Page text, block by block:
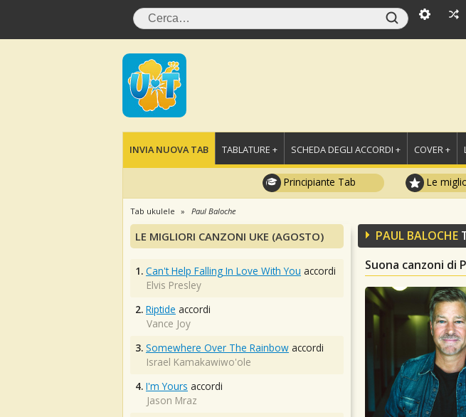
INVIA NUOVA TAB TABLATURE + SCHEDA DEGLI ACCORDI + COVER +
Principiante Tab Le
Tab ukulele Paul Baloche
PAUL BALOCHE
Suona canzoni di
LE MIGLIORI CANZONI UKE (AGOSTO)
1. Can't Help Falling In Love With You accordi
Elvis Presley
2. Riptide accordi
Vance Joy
3. Somewhere Over The Rainbow accordi
Israel Kamakawiwo'ole
4. I'm Yours accordi
Jason Mraz